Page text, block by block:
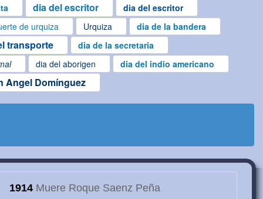
dia del escritor
dia del escritor
de urquiza Urquiza
dia de la bandera
transporte dia de la secretaria
dia del aborigen
dia del indio americano
Angel Domínguez
1914Muere Roque Saenz Peña